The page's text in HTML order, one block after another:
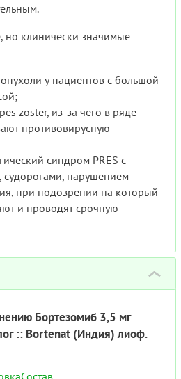
но клинически значимые
у пациентов с большой
zoster, из-за чего в ряде
противовирусную
синдром PRES с
судорогами, нарушением
при подозрении на который
и проводят срочную
›
Бортезомиб 3,5 мг
:: Bortenat (Индия) лиоф.
Состав